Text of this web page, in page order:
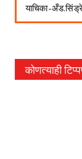
याचिका-
कोणत्याही